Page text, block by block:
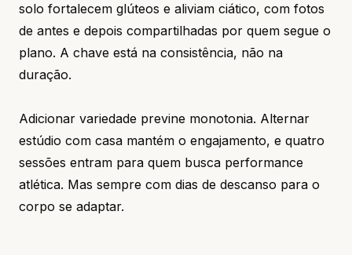
solo fortalecem glúteos e aliviam ciático, com fotos
de antes e depois compartilhadas por quem segue o
plano. A chave está na consistência, não na
duração.
Adicionar variedade previne monotonia. Alternar
estúdio com casa mantém o engajamento, e quatro
sessões entram para quem busca performance
atlética. Mas sempre com dias de descanso para o
corpo se adaptar.